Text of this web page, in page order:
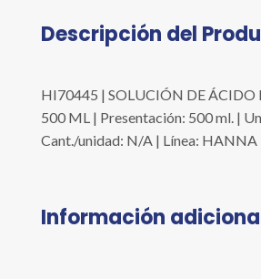
Descripción del
HI70445 | SOLUCIÓN DE
500 ML | Presentación: 500 ml. |
Cant./unidad: N/A | Línea:
Información